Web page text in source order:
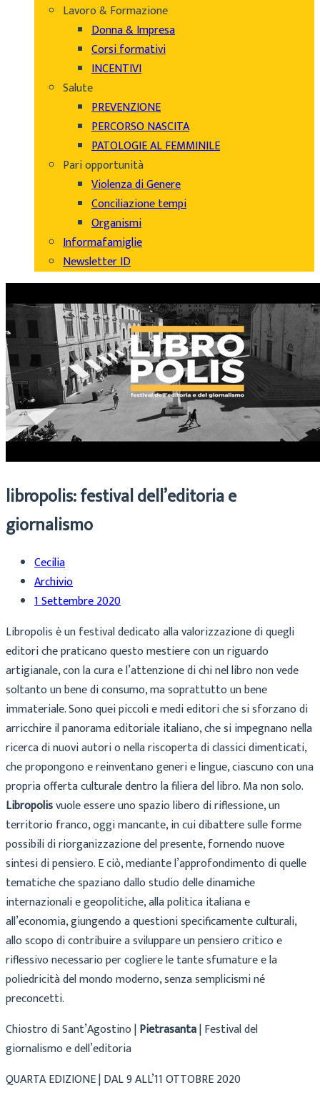
Lavoro & Formazione
Donna & Impresa
Corsi formativi
INCENTIVI
Salute
PREVENZIONE
PERCORSO NASCITA
PATOLOGIE AL FEMMINILE
Pari opportunità
Violenza di Genere
Conciliazione tempi
Organismi
Informafamiglie
Newsletter ID
libropolis: festival dell’editoria e
giornalismo
Cecilia
Archivio
1 Settembre 2020
Libropolis è un festival dedicato alla valorizzazione di quegli
editori che praticano questo mestiere con un riguardo
artigianale, con la cura e l’attenzione di chi nel libro non vede
soltanto un bene di consumo, ma soprattutto un bene
immateriale. Sono quei piccoli e medi editori che si sforzano di
arricchire il panorama editoriale italiano, che si impegnano nella
ricerca di nuovi autori o nella riscoperta di classici dimenticati,
che propongono e reinventano generi e lingue, ciascuno con una
propria offerta culturale dentro la filiera del libro. Ma non solo.
Libropolisvuole essere uno spazio libero di riflessione, un
territorio franco, oggi mancante, in cui dibattere sulle forme
possibili di riorganizzazione del presente, fornendo nuove
sintesi di pensiero. E ciò, mediante l’approfondimento di quelle
tematiche che spaziano dallo studio delle dinamiche
internazionali e geopolitiche, alla politica italiana e
all’economia, giungendo a questioni specificamente culturali,
allo scopo di contribuire a sviluppare un pensiero critico e
riflessivo necessario per cogliere le tante sfumature e la
poliedricità del mondo moderno, senza semplicismi né
preconcetti.
Chiostro di Sant’Agostino |Pietrasanta| Festival del
giornalismo e dell’editoria
QUARTA EDIZIONE | DAL 9 ALL’11 OTTOBRE 2020